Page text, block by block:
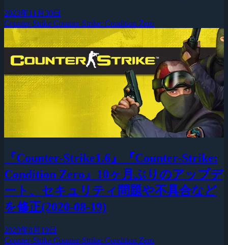
2023年11月30日
Counter-Strike Counter-Strike: Condition Zero
『Counter-Strike1.6』『Counter-Strike:
Condition Zero』10ヶ月ぶりのアップデ
ート、セキュリティ問題や不具合など
を修正(2020-08-19)
2020年8月19日
Counter-Strike Counter-Strike: Condition Zero